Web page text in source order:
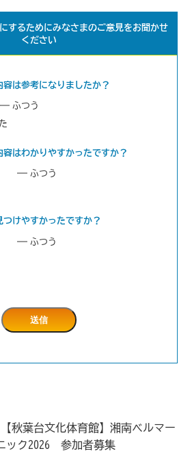
するためにみなさまのご意見をお聞かせ
ください
は参考になりましたか？
ふつう
はわかりやすかったですか？
ふつう
けやすかったですか？
ふつう
【秋葉台文化体育館】湘南ベルマー
ック2026 参加者募集